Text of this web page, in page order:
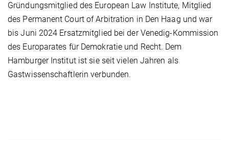
Gründungsmitglied des European Law Institute, Mitglied
des Permanent Court of Arbitration in Den Haag und war
bis Juni 2024 Ersatzmitglied bei der Venedig-Kommission
des Europarates für Demokratie und Recht. Dem
Hamburger Institut ist sie seit vielen Jahren als
Gastwissenschaftlerin verbunden.